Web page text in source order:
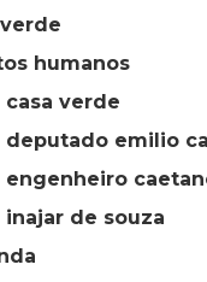
verde
humanos
casa verde
deputado emilio
engenheiro
inajar de souza